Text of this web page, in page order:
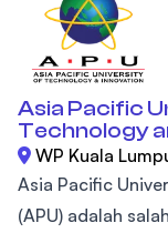
Asia Pacific
Technology
WP Kuala
Asia Pacific
(APU) adalah